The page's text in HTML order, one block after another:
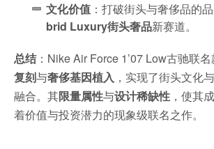
文化价值 ：打破街头与奢侈品的
brid Luxury街头奢品新赛道。
总结：Nike Air Force 1’07 Low古驰联
复刻与奢侈基因植入 ，实现了街头文化
融合。其限量属性与设计稀缺性 ，使其
着价值与投资潜力的现象级联名之作。